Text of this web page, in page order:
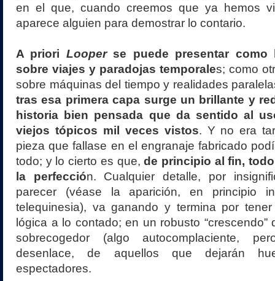
en el que, cuando creemos que ya hemos
aparece alguien para demostrar lo contario.
A priori Looperse puede presentar como
sobre viajes y paradojas temporales; como
sobre máquinas del tiempo y realidades
tras esa primera capa surge un brillante y
historia bien pensada que da sentido al
viejos tópicos mil veces vistos. Y no era
pieza que fallase en el engranaje fabricado
todo; y lo cierto es que,de principio al fin,
la perfección. Cualquier detalle, por
parecer (véase la aparición, en principio
telequinesia), va ganando y termina por
lógica a lo contado; en un robusto “crescendo”
sobrecogedor (algo autocomplaciente,
desenlace, de aquellos que dejarán
espectadores.